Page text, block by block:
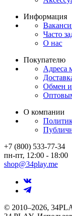
Информация
Часто
О нас
Покупателю
Адреса
Обмен и
О компании
+7 (800) 533-77-34
пн-пт, 12:00 - 18:00
shop@34play.me
© 2010–2026,